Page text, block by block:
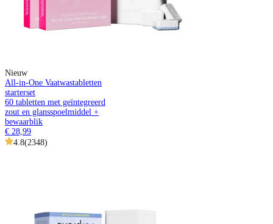
Nieuw
All-in-One Vaatwastabletten
starterset
60 tabletten met geïntegreerd
zout en glansspoelmiddel +
bewaarblik
€ 28,99
4.8(2348)